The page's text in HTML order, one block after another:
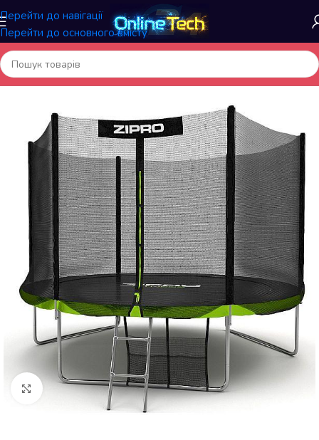
Перейти до навігації
Перейти до основного вмісту
Головна/Батути й аксесуари
Натисніть, щоб збільшити